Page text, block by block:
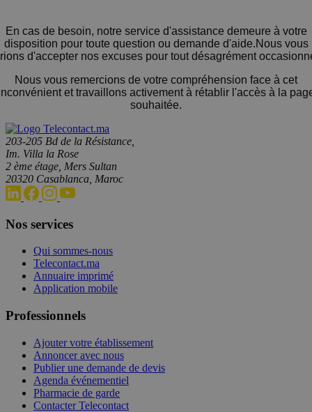
En cas de besoin, notre service d'assistance demeure à votre
disposition pour toute question ou demande d'aide.Nous vous
d'accepter nos excuses pour tout désagrément
Nous vous remercions de votre compréhension face à cet
et travaillons activement à rétablir l'accès à la
souhaitée.
203-205 Bd de la Résistance,
Im. Villa la Rose
2 ème étage, Mers Sultan
20320 Casablanca, Maroc
Nos services
Qui sommes-nous
Telecontact.ma
Annuaire imprimé
Application mobile
Professionnels
Ajouter votre établissement
Annoncer avec nous
Publier une demande de devis
Agenda événementiel
Pharmacie de garde
Contacter Telecontact